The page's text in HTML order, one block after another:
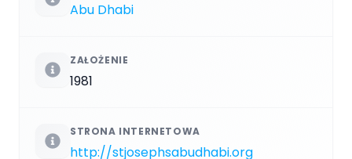
Abu Dhabi
ZAŁOŻENIE
1981
STRONA INTERNETOWA
http://stjosephsabudhabi.org